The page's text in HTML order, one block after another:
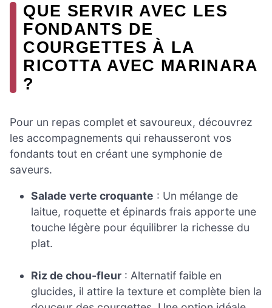
QUE SERVIR AVEC LES
FONDANTS DE
COURGETTES À LA
RICOTTA AVEC MARINARA
?
Pour un repas complet et savoureux, découvrez
les accompagnements qui rehausseront vos
fondants tout en créant une symphonie de
saveurs.
Salade verte croquante : Un mélange de
laitue, roquette et épinards frais apporte une
touche légère pour équilibrer la richesse du
plat.
Riz de chou-fleur : Alternatif faible en
glucides, il attire la texture et complète bien la